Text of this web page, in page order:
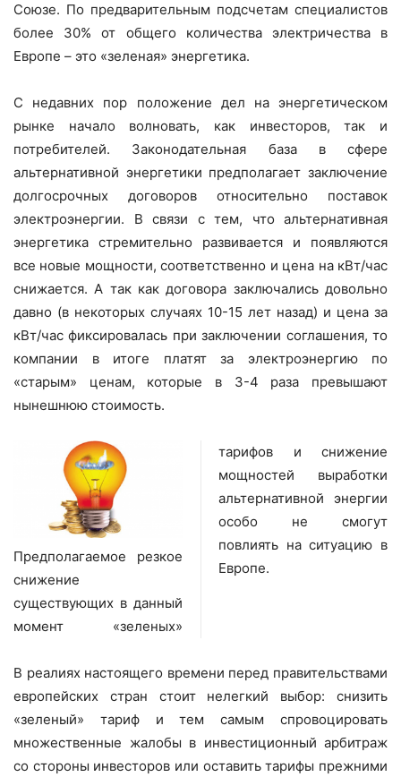
Союзе. По предварительным подсчетам специалистов
более 30% от общего количества электричества в
Европе – это «зеленая» энергетика.
С недавних пор положение дел на энергетическом
рынке начало волновать, как инвесторов, так и
потребителей. Законодательная база в сфере
альтернативной энергетики предполагает заключение
долгосрочных договоров относительно поставок
электроэнергии. В связи с тем, что альтернативная
энергетика стремительно развивается и появляются
все новые мощности, соответственно и цена на кВт/час
снижается. А так как договора заключались довольно
давно (в некоторых случаях 10-15 лет назад) и цена за
кВт/час фиксировалась при заключении соглашения, то
компании в итоге платят за электроэнергию по
«старым» ценам, которые в 3-4 раза превышают
нынешнюю стоимость.
Предполагаемое резкое
снижение
существующих в данный
момент «зеленых»
тарифов и снижение
мощностей выработки
альтернативной энергии
особо не смогут
повлиять на ситуацию в
Европе.
В реалиях настоящего времени перед правительствами
европейских стран стоит нелегкий выбор: снизить
«зеленый» тариф и тем самым спровоцировать
множественные жалобы в инвестиционный арбитраж
со стороны инвесторов или оставить тарифы прежними